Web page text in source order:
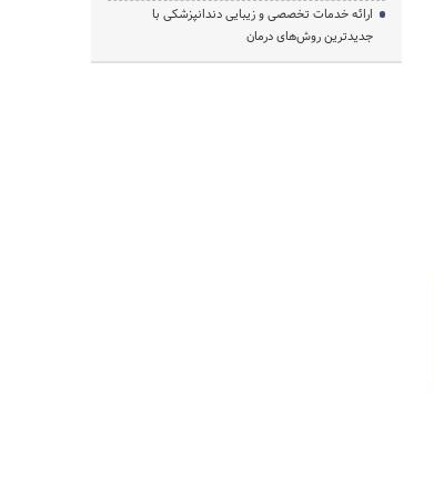
ارائه خدمات تخصصی و زیبایی دندانپزشکی با
جدیدترین روش‌های درمان